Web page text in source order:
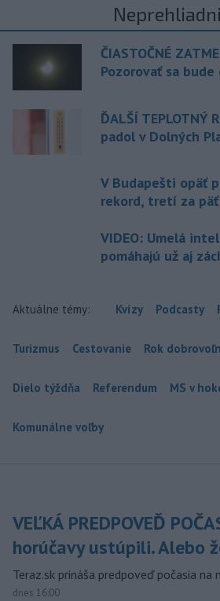
ČIASTOČNÉ
Pozorovať sa
ĎALŠÍ TEPLOTNÝ
padol v Dolných
V Budapešti opäť
rekord, tretí za
VIDEO: Umelá
pomáhajú už aj
Aktuálne témy: Kvízy Podcasty
Turizmus Cestovanie Rok
Dielo týždňa Referendum MS v
Komunálne voľby
VEĽKÁ PREDPOVEĎ
horúčavy ustúpili. Alebo
Teraz.sk prináša predpoveď počasia na
dnes 16:00